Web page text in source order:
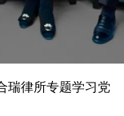
瑞律所专题学习党